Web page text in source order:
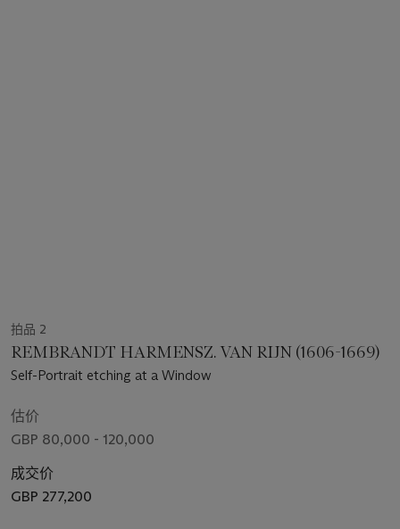
拍品 2
REMBRANDT HARMENSZ. VAN RIJN (1606-1669)
Self-Portrait etching at a Window
估价
GBP 80,000 - 120,000
成交价
GBP 277,200